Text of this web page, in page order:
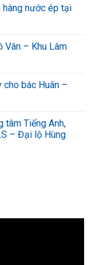
hàng nước ép tại
Vân – Khu Lâm
bác Huân –
tâm Tiếng Anh,
– Đại lộ Hùng